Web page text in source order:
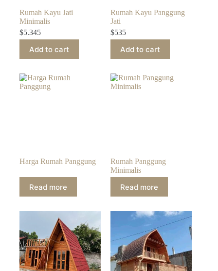
Rumah Kayu Jati
Minimalis
$5.345
Add to cart
Rumah Kayu Panggung
Jati
$535
Add to cart
Harga Rumah Panggung
Read more
Rumah Panggung
Minimalis
Read more